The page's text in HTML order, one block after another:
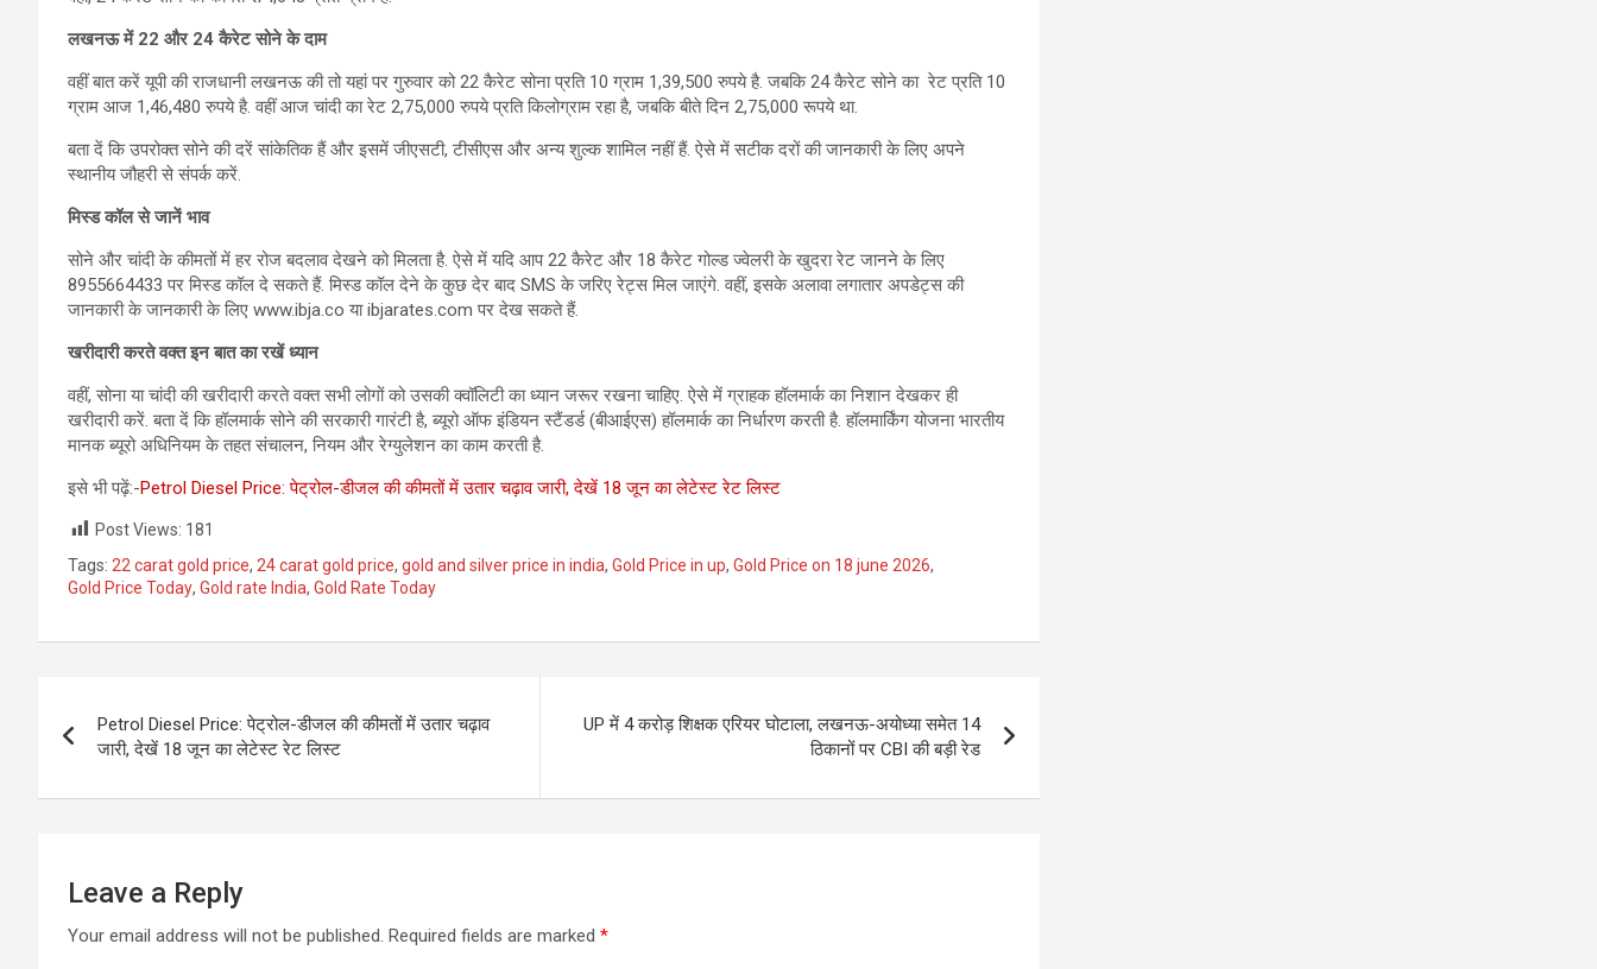
लखनऊ में 22 और 24कैरेट सोने के दाम
वहीं बात करें यूपी की राजधानी लखनऊ की तो यहां पर गुरुवार को 22 कैरेट सोना प्रति 10 ग्राम 1,39,500 रुपये है. जबकि 24 कैरेट सोने का रेट प्रति 10
ग्राम आज 1,46,480 रुपये है. वहीं आज चांदी का रेट 2,75,000 रुपये प्रति किलोग्राम रहा है, जबकि बीते दिन 2,75,000 रूपये था.
बता दें कि उपरोक्त सोने की दरें सांकेतिक हैं और इसमें जीएसटी, टीसीएस और अन्य शुल्क शामिल नहीं हैं. ऐसे में सटीक दरों की जानकारी के लिए अपने
स्थानीय जौहरी से संपर्क करें.
मिस्ड कॉल से जानें भाव
सोने और चांदी के कीमतों में हर रोज बदलाव देखने को मिलता है. ऐसे में यदि आप 22 कैरेट और 18 कैरेट गोल्ड ज्वेलरी के खुदरा रेट जानने के लिए
8955664433 पर मिस्ड कॉल दे सकते हैं. मिस्‍ड कॉल देने के कुछ देर बाद SMS के जरिए रेट्स मिल जाएंगे. वहीं, इसके अलावा लगातार अपडेट्स की
जानकारी के जानकारी के लिए www.ibja.co या ibjarates.com पर देख सकते हैं.
खरीदारी करते वक्‍त इन बात का रखें ध्यान
वहीं, सोना या चांदी की खरीदारी करते वक्‍त सभी लोगों को उसकी क्वॉलिटी का ध्यान जरूर रखना चाहिए. ऐसे में ग्राहक हॉलमार्क का निशान देखकर ही
खरीदारी करें. बता दें कि हॉलमार्क सोने की सरकारी गारंटी है, ब्यूरो ऑफ इंडियन स्टैंडर्ड (बीआईएस) हॉलमार्क का निर्धारण करती है. हॉलमार्किंग योजना भारतीय
मानक ब्यूरो अधिनियम के तहत संचालन, नियम और रेग्युलेशन का काम करती है.
इसे भी पढ़ें:-Petrol Diesel Price: पेट्रोल-डीजल की कीमतों में उतार चढ़ाव जारी, देखें 18 जून का लेटेस्ट रेट लिस्ट
Post Views: 181
Tags: 22 carat gold price, 24 carat gold price, gold and silver price in india, Gold Price in up, Gold Price on 18 june 2026,
Gold Price Today, Gold rate India, Gold Rate Today
navigation
Petrol Diesel Price: पेट्रोल-डीजल की कीमतों में उतार चढ़ाव
जारी, देखें 18 जून का लेटेस्ट रेट लिस्ट
UP में 4 करोड़ शिक्षक एरियर घोटाला, लखनऊ-अयोध्या समेत 14
ठिकानों पर CBI की बड़ी रेड
Leave a Reply
Your email address will not be published. Required fields are marked *